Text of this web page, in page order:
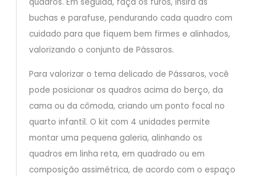
quadros. Em seguida, faça os furos, insira as
buchas e parafuse, pendurando cada quadro com
cuidado para que fiquem bem firmes e alinhados,
valorizando o conjunto de Pássaros.
Para valorizar o tema delicado de Pássaros, você
pode posicionar os quadros acima do berço, da
cama ou da cômoda, criando um ponto focal no
quarto infantil. O kit com 4 unidades permite
montar uma pequena galeria, alinhando os
quadros em linha reta, em quadrado ou em
composição assimétrica, de acordo com o espaço